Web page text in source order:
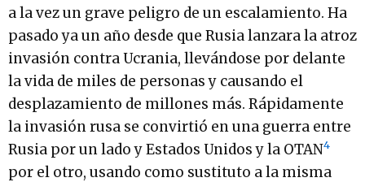
a la vez un grave peligro de un escalamiento. Ha
pasado ya un año desde que Rusia lanzara la atroz
invasión contra Ucrania, llevándose por delante
la vida de miles de personas y causando el
desplazamiento de millones más. Rápidamente
la invasión rusa se convirtió en una guerra entre
Rusia por un lado y Estados Unidos y la OTAN4
por el otro, usando como sustituto a la misma